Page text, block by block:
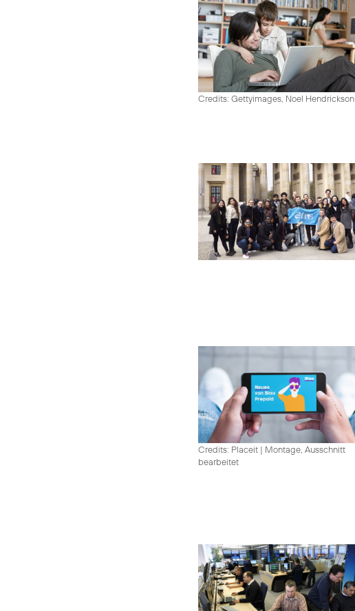
Credits: Gettyimages, Noel Hendrickson
Credits: Placeit | Montage, Ausschnitt
bearbeitet